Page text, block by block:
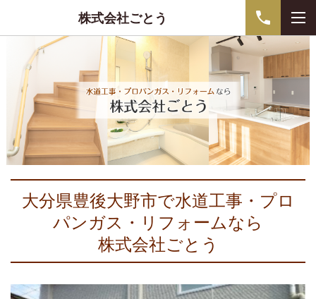
株式会社ごとう
大分県豊後大野市で水道工事・プロ
パンガス・リフォームなら
株式会社ごとう